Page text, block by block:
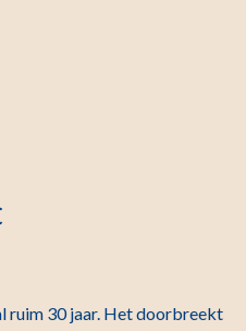
ruim 30 jaar. Het doorbreekt